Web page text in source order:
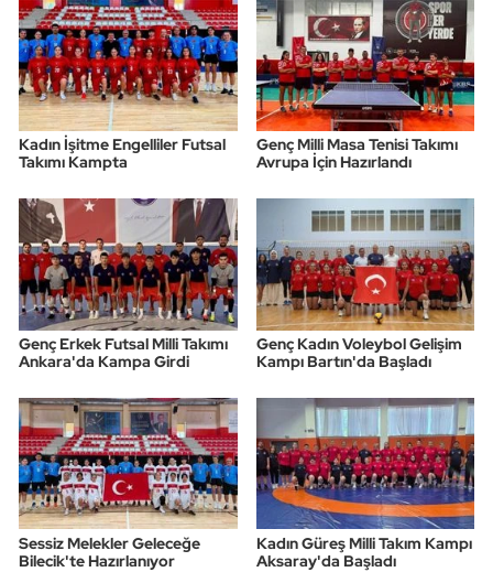
Kadın İşitme Engelliler Futsal
Takımı Kampta
Genç Milli Masa Tenisi Takımı
Avrupa İçin Hazırlandı
Genç Erkek Futsal Milli Takımı
Ankara'da Kampa Girdi
Genç Kadın Voleybol Gelişim
Kampı Bartın'da Başladı
Sessiz Melekler Geleceğe
Bilecik'te Hazırlanıyor
Kadın Güreş Milli Takım Kampı
Aksaray'da Başladı